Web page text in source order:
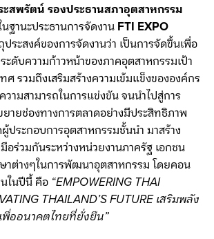
สพรัตน์ รองประธานสภาอุตสาหกรรม
นฐานะประธานการจัดงานFTI EXPO
ระสงค์ของการจัดงานว่า เป็นการจัดขึ้นเพื่อ
ดับความก้าวหน้าของภาคอุตสาหกรรมเป้า
ศ รวมถึงเสริมสร้างความเข้มแข็งขององค์กร
วามสามารถในการแข่งขัน จนนำไปสู่การ
ยายช่องทางการตลาดอย่างมีประสิทธิภาพ
ระกอบการอุตสาหกรรมชั้นนำ มาสร้าง
อร่วมกันระหว่างหน่วยงานภาครัฐ เอกชน
าต่างๆในการพัฒนาอุตสาหกรรม โดยคอน
ในปีนี้ คือ “EMPOWERING THAI
THAILAND’S FUTURE เสริมพลัง
พื่ออนาคตไทยที่ยั่งยืน”